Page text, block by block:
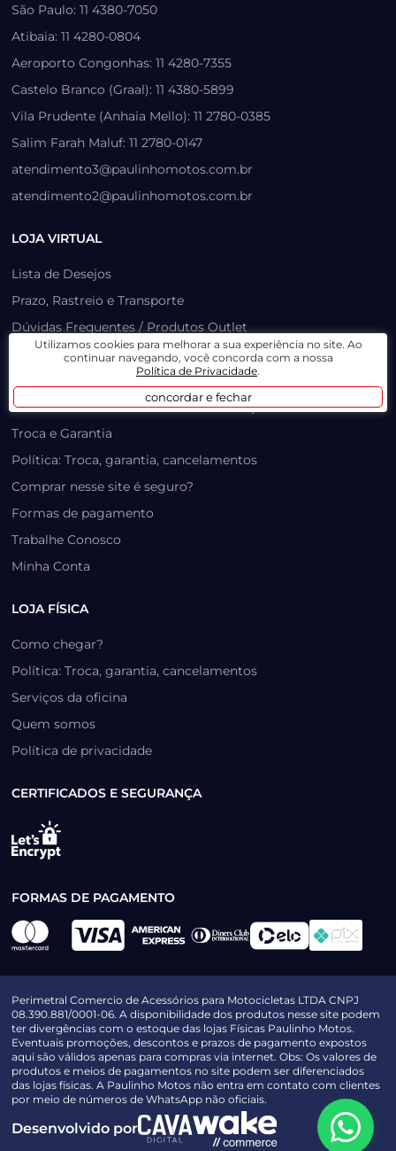
São Paulo: 11 4380-7050
Atibaia: 11 4280-0804
Aeroporto Congonhas: 11 4280-7355
Castelo Branco (Graal): 11 4380-5899
Vila Prudente (Anhaia Mello): 11 2780-0385
Salim Farah Maluf: 11 2780-0147
atendimento3@paulinhomotos.com.br
atendimento2@paulinhomotos.com.br
LOJA VIRTUAL
Lista de Desejos
Prazo, Rastreio e Transporte
Dúvidas Frequentes / Produtos Outlet
Como recuperar sua senha
Como retirar na loja física?
Como funciona o Frete Grátis e Instalação Gratuita
Troca e Garantia
Política: Troca, garantia, cancelamentos
Comprar nesse site é seguro?
Formas de pagamento
Trabalhe Conosco
Minha Conta
LOJA FÍSICA
Como chegar?
Política: Troca, garantia, cancelamentos
Serviços da oficina
Quem somos
Política de privacidade
CERTIFICADOS E SEGURANÇA
FORMAS DE PAGAMENTO
Perimetral Comercio de Acessórios para Motocicletas LTDA CNPJ
08.390.881/0001-06. A disponibilidade dos produtos nesse site podem
ter divergências com o estoque das lojas Físicas Paulinho Motos.
Eventuais promoções, descontos e prazos de pagamento expostos
aqui são válidos apenas para compras via internet. Obs: Os valores de
produtos e meios de pagamentos no site podem ser diferenciados
das lojas físicas. A Paulinho Motos não entra em contato com clientes
por meio de números de WhatsApp não oficiais.
Desenvolvido por
Utilizamos cookies para melhorar a sua experiência no site. Ao
continuar navegando, você concorda com a nossa
Política de Privacidade.
concordar e fechar